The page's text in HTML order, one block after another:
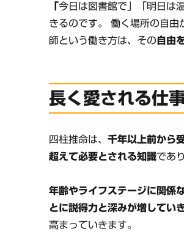
「今日は図書館で」「明日は
きるのです。 働く場所の自由
師という働き方は、その 自由
長く愛される仕
四柱推命は、千年以上前から
超えて必要とされる知識であ
年齢やライフステージに関係
とに説得力と深みが増してい
高まっていきます。